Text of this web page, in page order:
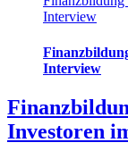
Interview
Interview
Investoren